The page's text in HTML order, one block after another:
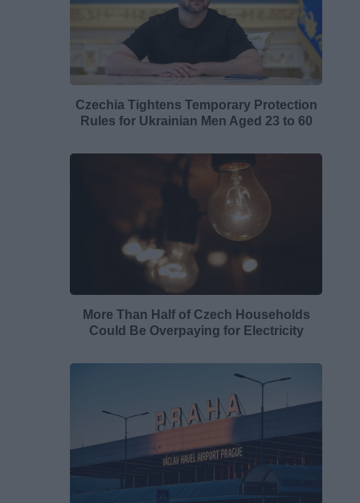
Czechia Tightens Temporary Protection
Rules for Ukrainian Men Aged 23 to 60
More Than Half of Czech Households
Could Be Overpaying for Electricity